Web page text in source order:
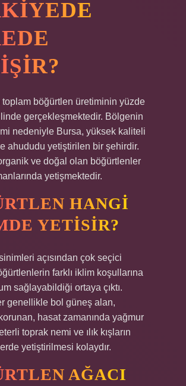
toplam böğürtlen üretiminin yüzde
gerçekleşmektedir. Bölgenin
nedeniyle Bursa, yüksek kaliteli
ahududu yetiştirilen bir şehirdir.
ve doğal olan böğürtlenler
yetişmektedir.
HANGI
YETISIR?
açısından çok seçici
farklı iklim koşullarına
sağlayabildiği ortaya çıktı.
genellikle bol güneş alan,
hasat zamanında yağmur
toprak nemi ve ılık kışların
yetiştirilmesi kolaydır.
AĞACI